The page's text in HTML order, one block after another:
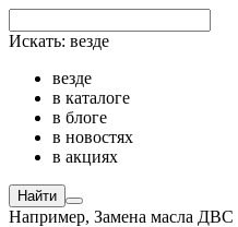
Искать: везде
везде
в каталоге
в блоге
в новостях
в акциях
Найти
Например, Замена масла ДВС